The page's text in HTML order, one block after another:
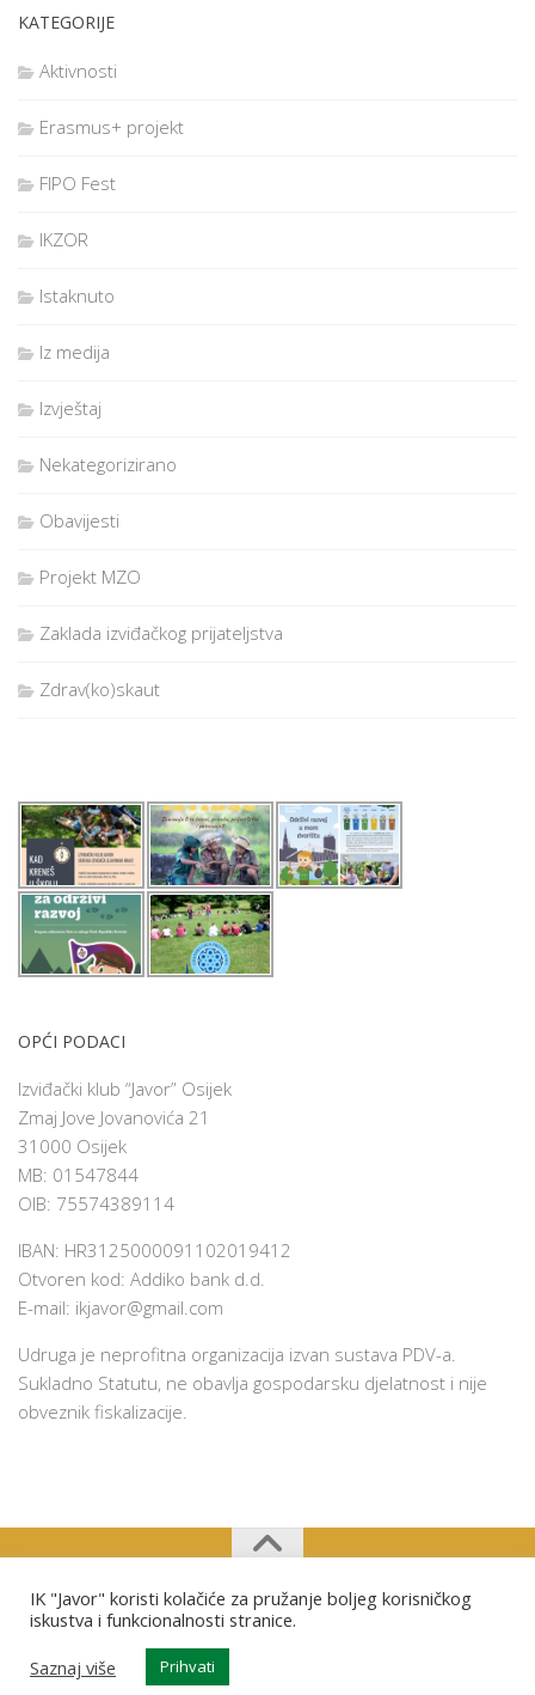
KATEGORIJE
Aktivnosti
Erasmus+ projekt
FIPO Fest
IKZOR
Istaknuto
Iz medija
Izvještaj
Nekategorizirano
Obavijesti
Projekt MZO
Zaklada izviđačkog prijateljstva
Zdrav(ko)skaut
OPĆI PODACI
Izviđački klub “Javor” Osijek
Zmaj Jove Jovanovića 21
31000 Osijek
MB: 01547844
OIB: 75574389114
IBAN: HR3125000091102019412
Otvoren kod: Addiko bank d.d.
E-mail: ikjavor@gmail.com
Udruga je neprofitna organizacija izvan sustava PDV-a.
Sukladno Statutu, ne obavlja gospodarsku djelatnost i nije
obveznik fiskalizacije.
Izviđački klub "Javor" Osijek © 2026. Sva prava pridržana.
IK "Javor" koristi kolačiće za pružanje boljeg korisničkog
iskustva i funkcionalnosti stranice.
Saznaj više
Prihvati